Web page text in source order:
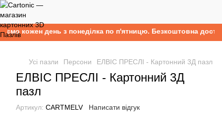
кожен день з понеділка по п'ятницю. Безкоштовна
Усі пазли Персони ЕЛВІС ПРЕСЛІ - Картонний 3Д пазл
ЕЛВІС ПРЕСЛІ - Картонний 3Д
пазл
Артикул: CARTMELV Написати відгук